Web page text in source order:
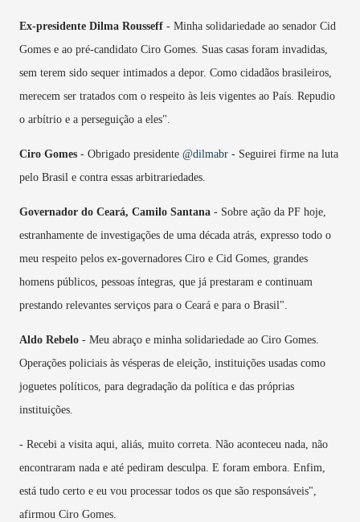
Ex-presidente Dilma Rousseff - Minha solidariedade ao senador Cid
Gomes e ao pré-candidato Ciro Gomes. Suas casas foram invadidas,
sem terem sido sequer intimados a depor. Como cidadãos brasileiros,
merecem ser tratados com o respeito às leis vigentes ao País. Repudio
o arbítrio e a perseguição a eles".
Ciro Gomes - Obrigado presidente @dilmabr - Seguirei firme na luta
pelo Brasil e contra essas arbitrariedades.
Governador do Ceará, Camilo Santana - Sobre ação da PF hoje,
estranhamente de investigações de uma década atrás, expresso todo o
meu respeito pelos ex-governadores Ciro e Cid Gomes, grandes
homens públicos, pessoas íntegras, que já prestaram e continuam
prestando relevantes serviços para o Ceará e para o Brasil".
Aldo Rebelo - Meu abraço e minha solidariedade ao Ciro Gomes.
Operações policiais às vésperas de eleição, instituições usadas como
joguetes políticos, para degradação da política e das próprias
instituições.
- Recebi a visita aqui, aliás, muito correta. Não aconteceu nada, não
encontraram nada e até pediram desculpa. E foram embora. Enfim,
está tudo certo e eu vou processar todos os que são responsáveis",
afirmou Ciro Gomes.